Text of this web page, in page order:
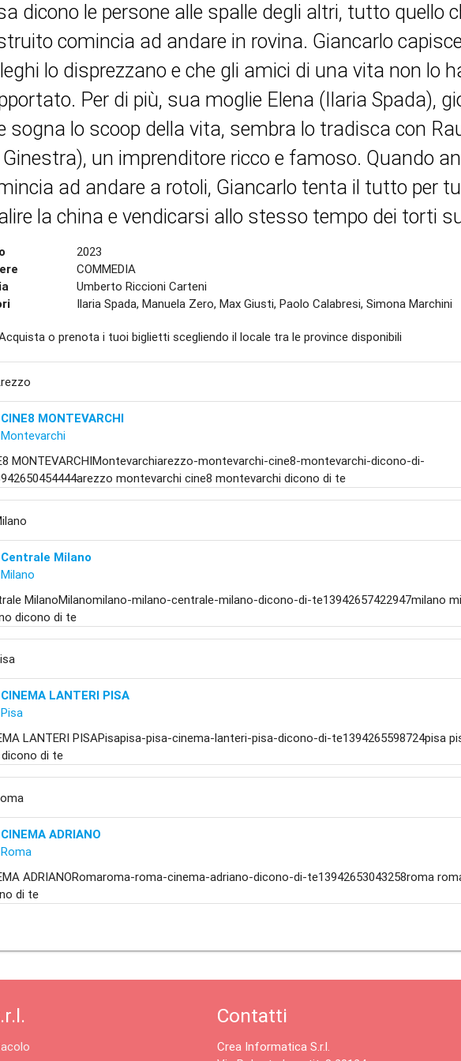
dicono le persone alle spalle degli altri, tutto quello
comincia ad andare in rovina. Giancarlo
lo disprezzano e che gli amici di una vita non lo
Per di più, sua moglie Elena (Ilaria Spada),
sogna lo scoop della vita, sembra lo tradisca con
un imprenditore ricco e famoso. Quando
ad andare a rotoli, Giancarlo tenta il tutto per
la china e vendicarsi allo stesso tempo dei torti
2023
COMMEDIA
Umberto Riccioni Carteni
Ilaria Spada, Manuela Zero, Max Giusti, Paolo Calabresi, Simona Marchini
o prenota i tuoi biglietti scegliendo il locale tra le province disponibili
CINE8 MONTEVARCHI
Montevarchi
MONTEVARCHIMontevarchiarezzo-montevarchi-cine8-montevarchi-dicono-di-
montevarchi cine8 montevarchi dicono di te
Centrale Milano
Milano
MilanoMilanomilano-milano-centrale-milano-dicono-di-te13942657422947milano
dicono di te
CINEMA LANTERI PISA
Pisa
LANTERI PISAPisapisa-pisa-cinema-lanteri-pisa-dicono-di-te1394265598724pisa
di te
CINEMA ADRIANO
Roma
ADRIANORomaroma-roma-cinema-adriano-dicono-di-te13942653043258roma
di te
Contatti
Crea Informatica S.r.l.